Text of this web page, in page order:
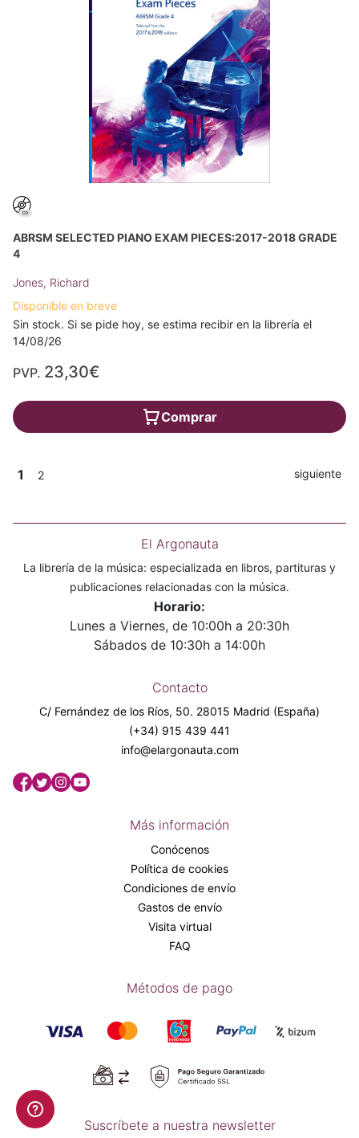
ABRSM SELECTED PIANO EXAM PIECES:2017-2018 GRADE
4
Jones, Richard
Disponible en breve
Sin stock. Si se pide hoy, se estima recibir en la librería el
14/08/26
PVP. 23,30€
Comprar
1 2 siguiente
El Argonauta
La librería de la música: especializada en libros, partituras y
publicaciones relacionadas con la música.
Horario:
Lunes a Viernes, de 10:00h a 20:30h
Sábados de 10:30h a 14:00h
Contacto
C/ Fernández de los Ríos, 50. 28015 Madrid (España)
(+34) 915 439 441
info@elargonauta.com
Más información
Conócenos
Política de cookies
Condiciones de envío
Gastos de envío
Visita virtual
FAQ
Métodos de pago
Suscríbete a nuestra newsletter